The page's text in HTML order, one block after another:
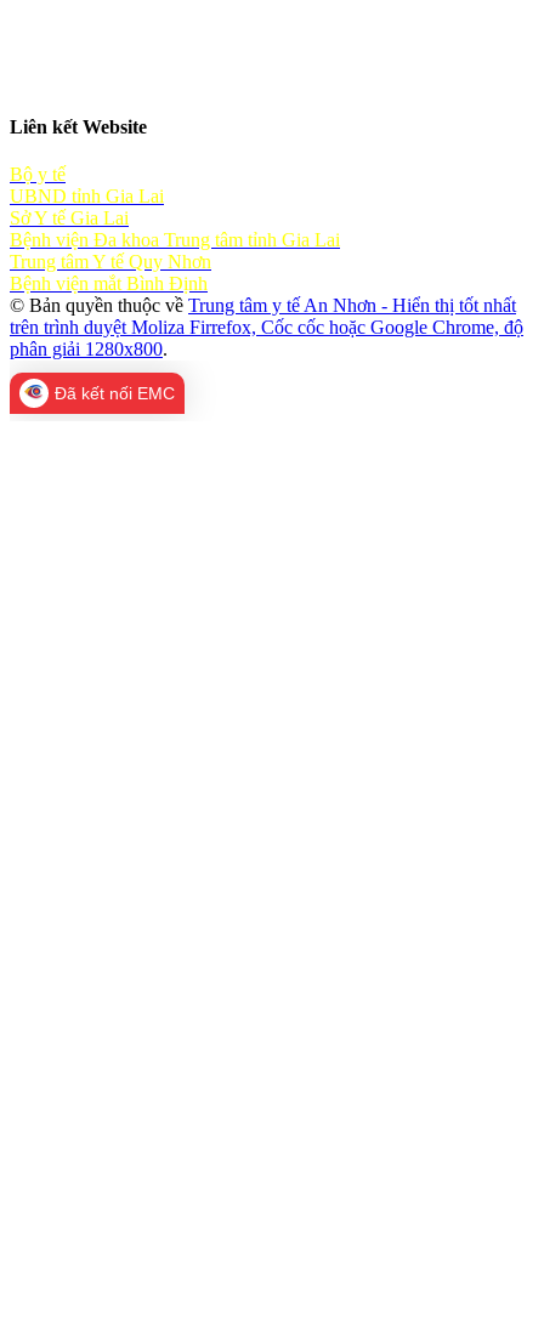
Liên kết Website
Bộ y tế
UBND tỉnh Gia Lai
Sở Y tế Gia Lai
Bệnh viện Đa khoa Trung tâm tỉnh Gia Lai
Trung tâm Y tế Quy Nhơn
Bệnh viện mắt Bình Định
© Bản quyền thuộc về Trung tâm y tế An Nhơn - Hiển thị tốt nhất
trên trình duyệt Moliza Firrefox, Cốc cốc hoặc Google Chrome, độ
phân giải 1280x800.
Đã kết nối EMC